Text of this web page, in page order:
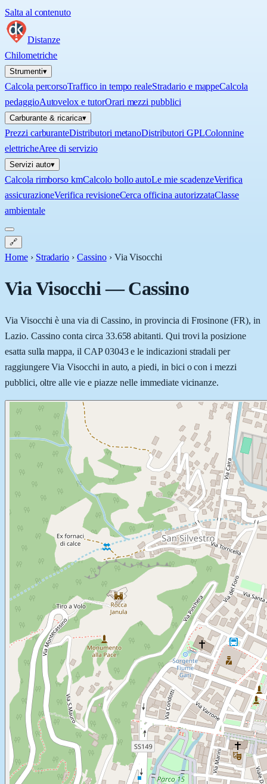
Salta al contenuto
Distanze
Chilometriche
Strumenti▾
Calcola percorsoTraffico in tempo realeStradario e mappeCalcola
pedaggioAutovelox e tutorOrari mezzi pubblici
Carburante & ricarica▾
Prezzi carburanteDistributori metanoDistributori GPLColonnine
elettricheAree di servizio
Servizi auto▾
Calcola rimborso kmCalcolo bollo autoLe mie scadenzeVerifica
assicurazioneVerifica revisioneCerca officina autorizzataClasse
ambientale
🔗
Home › Stradario › Cassino › Via Visocchi
Via Visocchi—Cassino
Via Visocchi è una via di Cassino, in provincia di Frosinone (FR), in
Lazio. Cassino conta circa 33.658 abitanti. Qui trovi la posizione
esatta sulla mappa, il CAP 03043 e le indicazioni stradali per
raggiungere Via Visocchi in auto, a piedi, in bici o con i mezzi
pubblici, oltre alle vie e piazze nelle immediate vicinanze.